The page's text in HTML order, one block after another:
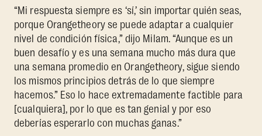
“Mi respuesta siempre es ‘sí,’ sin importar quién seas,
porque Orangetheory se puede adaptar a cualquier
nivel de condición física,” dijo Milam. “Aunque es un
buen desafío y es una semana mucho más dura que
una semana promedio en Orangetheory, sigue siendo
los mismos principios detrás de lo que siempre
hacemos.” Eso lo hace extremadamente factible para
[cualquiera], por lo que es tan genial y por eso
deberías esperarlo con muchas ganas.”